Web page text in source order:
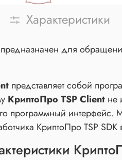
Характеристики
для
представляет собой
КриптоПро TSP Client не
программный интерфейс.
КриптоПро TSP